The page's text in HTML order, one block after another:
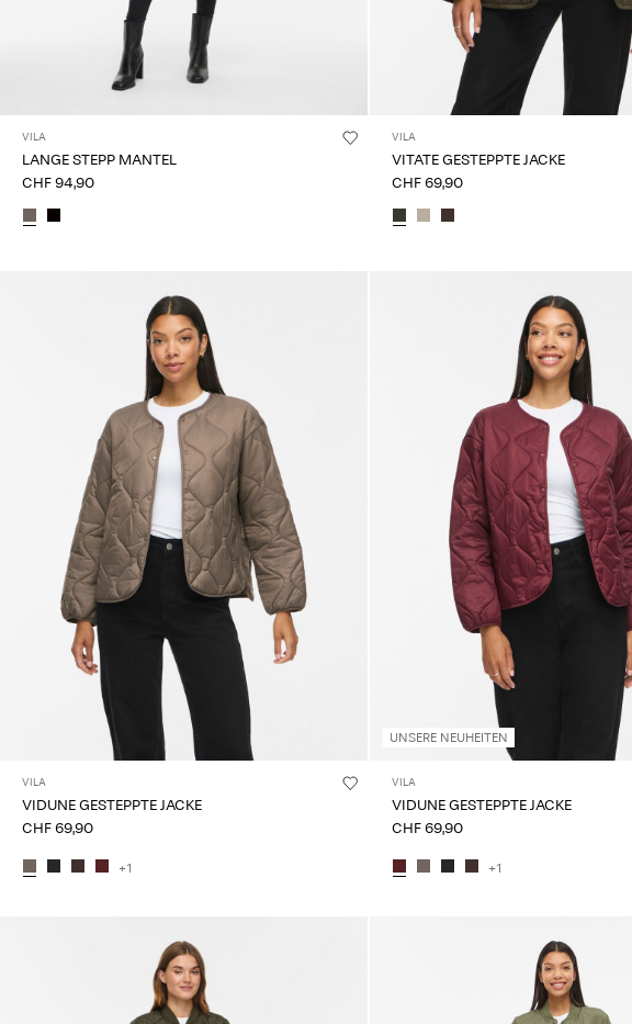
VILA
LANGE STEPP MANTEL
CHF 94,90
VILA
VITATE GESTEPPTE JACKE
CHF 69,90
VILA
VIDUNE GESTEPPTE JACKE
CHF 69,90
+1
UNSERE NEUHEITEN
VILA
VIDUNE GESTEPPTE JACKE
CHF 69,90
+1